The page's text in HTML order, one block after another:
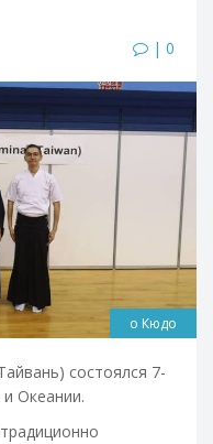
| 0
о Кюдо
состоялся 7-
Океании.